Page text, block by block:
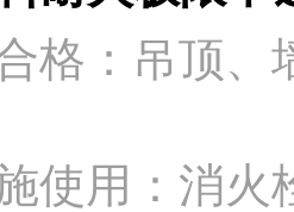
格：吊顶
使用：消火